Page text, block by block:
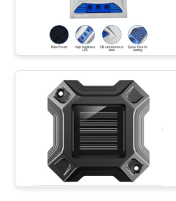
एक
उद्धरण